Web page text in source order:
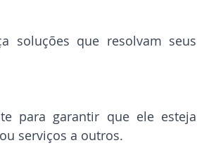
soluções que resolvam seus
para garantir que ele esteja
serviços a outros.